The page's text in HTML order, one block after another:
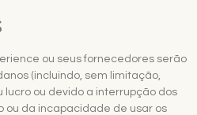
ou seus fornecedores serão
(incluindo, sem limitação,
lucro ou devido a interrupção dos
ou da incapacidade de usar os